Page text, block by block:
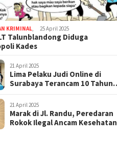
KRIMINAL 25 April 2025
Talunblandong Diduga
Kades
21 April 2025
Lima Pelaku Judi Online di
Surabaya Terancam 10 Tahun
21 April 2025
Marak di Jl. Randu, Peredaran
Rokok Ilegal Ancam Kesehatan